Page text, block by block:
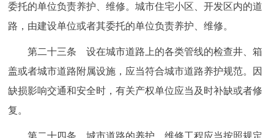
委托的单位负责养护、维修。城市住宅小区、开发区内的道
路，由建设单位或者其委托的单位负责养护、维修。
第二十三条 设在城市道路上的各类管线的检查井、箱
盖或者城市道路附属设施，应当符合城市道路养护规范。因
缺损影响交通和安全时，有关产权单位应当及时补缺或者修
复。
第二十四条 城市道路的养护、维修工程应当按照规定